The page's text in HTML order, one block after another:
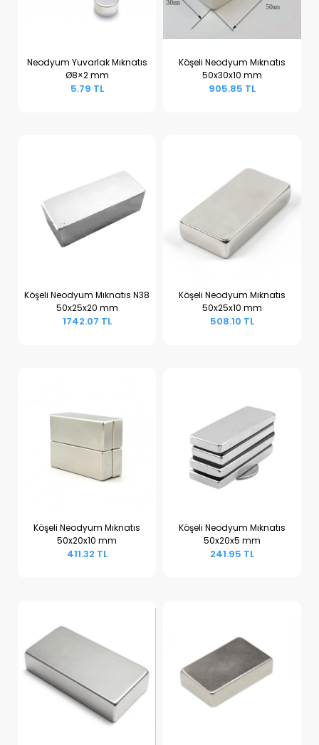
Sepete Ekle
Neodyum Yuvarlak Mıknatıs
Ø8×2 mm
5.79 TL
Sepete Ekle
Köşeli Neodyum Mıknatıs
50x30x10 mm
905.85 TL
Sepete Ekle
Köşeli Neodyum Mıknatıs N38
50x25x20 mm
1742.07 TL
Sepete Ekle
Köşeli Neodyum Mıknatıs
50x25x10 mm
508.10 TL
Sepete Ekle
Köşeli Neodyum Mıknatıs
50x20x10 mm
411.32 TL
Sepete Ekle
Köşeli Neodyum Mıknatıs
50x20x5 mm
241.95 TL